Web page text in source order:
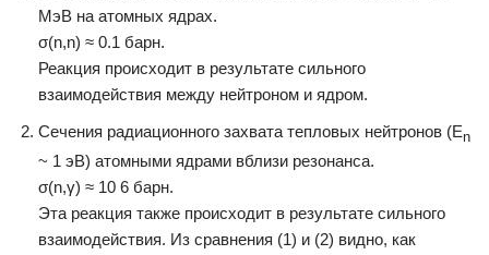
МэВ на атомных ядрах.
σ(n,n) ≈ 0.1 барн.
Реакция происходит в результате сильного
взаимодействия между нейтроном и ядром.
Сечения радиационного захвата тепловых нейтронов (En
~ 1 эВ) атомными ядрами вблизи резонанса.
σ(n,γ) ≈ 10 6 барн.
Эта реакция также происходит в результате сильного
взаимодействия. Из сравнения (1) и (2) видно, как